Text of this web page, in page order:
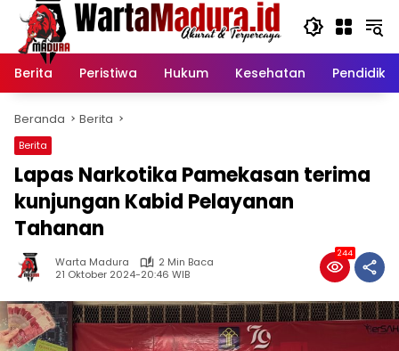
Langsung
konten
Berita
Peristiwa Hukum Kesehatan
Beranda Berita
Berita
Lapas Narkotika Pamekasan terima
kunjungan Kabid Pelayanan
Tahanan
Warta Madura
2 Min Baca
21 Oktober 2024-20:46 WIB
244